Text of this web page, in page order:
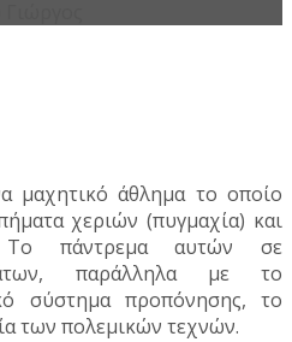
μαχητικό άθλημα το οποίο
χεριών (πυγμαχία) και
Το πάντρεμα αυτών σε
παράλληλα με το
σύστημα προπόνησης, το
των πολεμικών τεχνών.